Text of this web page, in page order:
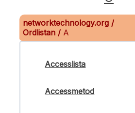
networktechnology.org /
Ordlistan / A
Accesslista
Accessmetod